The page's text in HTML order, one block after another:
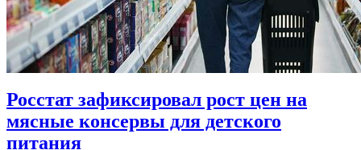
Росстат зафиксировал рост цен на
мясные консервы для детского
питания